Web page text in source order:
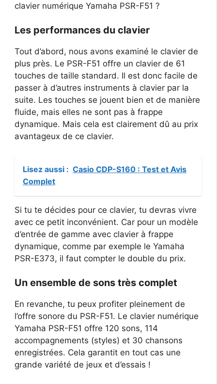
clavier numérique Yamaha PSR-F51 ?
Les performances du clavier
Tout d’abord, nous avons examiné le clavier de
plus près. Le PSR-F51 offre un clavier de 61
touches de taille standard. Il est donc facile de
passer à d’autres instruments à clavier par la
suite. Les touches se jouent bien et de manière
fluide, mais elles ne sont pas à frappe
dynamique. Mais cela est clairement dû au prix
avantageux de ce clavier.
Lisez aussi : Casio CDP-S160 : Test et Avis
Complet
Si tu te décides pour ce clavier, tu devras vivre
avec ce petit inconvénient. Car pour un modèle
d’entrée de gamme avec clavier à frappe
dynamique, comme par exemple le Yamaha
PSR-E373, il faut compter le double du prix.
Un ensemble de sons très complet
En revanche, tu peux profiter pleinement de
l’offre sonore du PSR-F51. Le clavier numérique
Yamaha PSR-F51 offre 120 sons, 114
accompagnements (styles) et 30 chansons
enregistrées. Cela garantit en tout cas une
grande variété de jeux et d’essais !